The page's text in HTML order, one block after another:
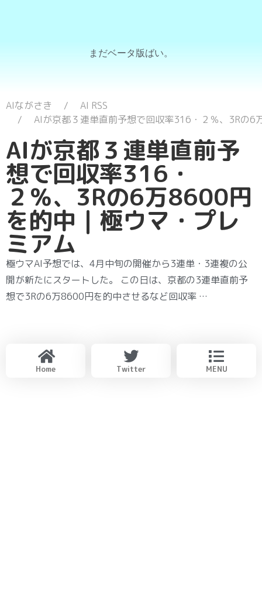
まだベータ版ばい。
AIながさき
AI RSS
AIが京都３連単直前予想で回収率316・２％、3Rの
AIが京都３連単直前予
想で回収率316・
２％、3Rの6万8600円
を的中｜極ウマ・プレ
ミアム
極ウマAI予想では、4月中旬の開催から3連単・3連複の公
開が新たにスタートした。 この日は、京都の3連単直前予
想で3Rの6万8600円を的中させるなど回収率 …
Home Twitter MENU